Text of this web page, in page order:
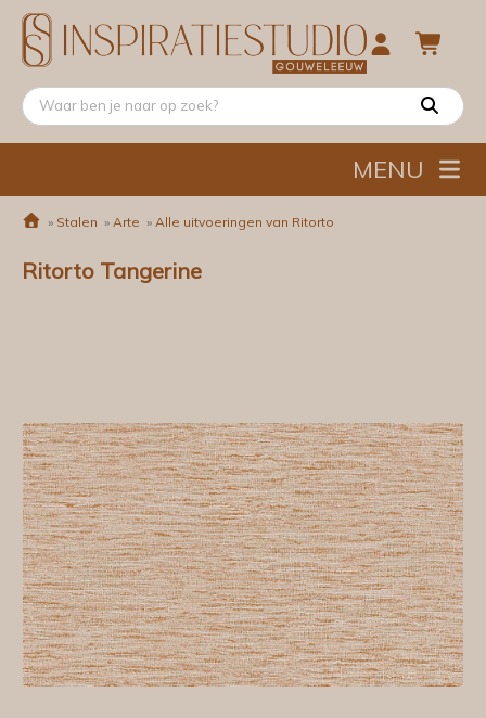
MENU
» Stalen » Arte » Alle uitvoeringen van Ritorto
Ritorto Tangerine